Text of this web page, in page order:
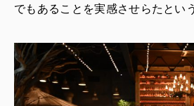
でもあることを実感させらたとい